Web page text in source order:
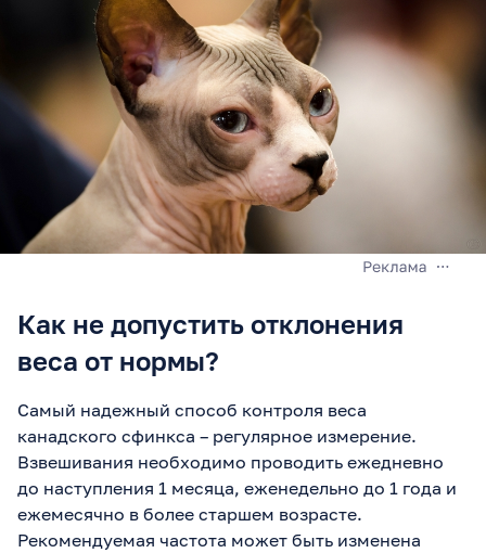
Как не допустить отклонения
веса от нормы?
Самый надежный способ контроля веса
канадского сфинкса – регулярное измерение.
Взвешивания необходимо проводить ежедневно
до наступления 1 месяца, еженедельно до 1 года и
ежемесячно в более старшем возрасте.
Рекомендуемая частота может быть изменена